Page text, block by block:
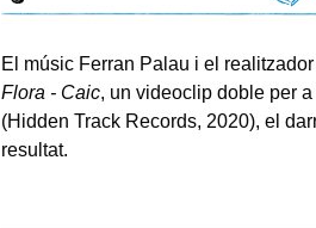
El músic Ferran Palau i el
Flora - Caic, un videoclip doble per
(Hidden Track Records, 2020), el
resultat.